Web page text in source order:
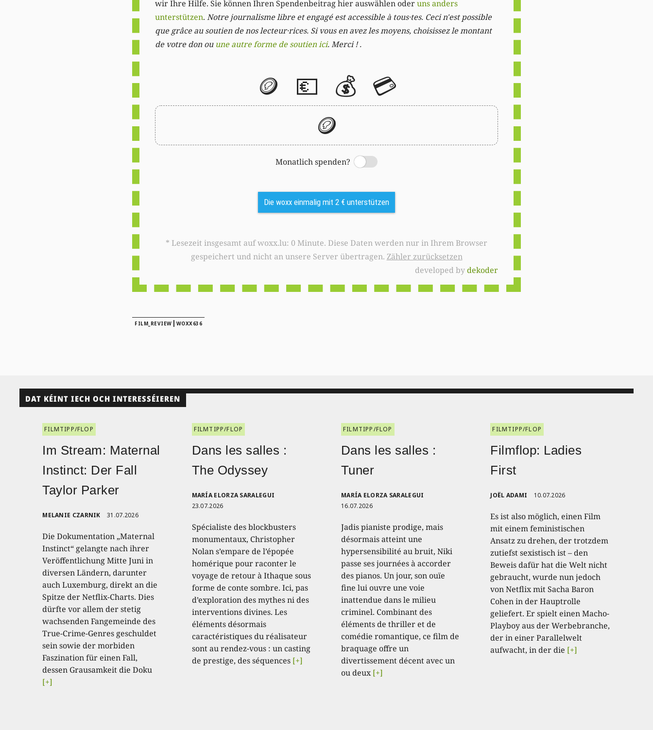
wir Ihre Hilfe. Sie können Ihren Spendenbeitrag hier auswählen oderuns anders
unterstützen. Notre journalisme libre et engagé est accessible à tous·tes. Ceci n'est possible
que grâce au soutien de nos lecteur·rices. Si vous en avez les moyens, choisissez le montant
de votre don ou une autre forme de soutien ici. Merci ! .
🪙 💶 💰 💳
🪙
Monatlich spenden?
Switch
Die woxx einmalig mit 2 € unterstützen
* Lesezeit insgesamt auf woxx.lu: 0 Minute. Diese Daten werden nur in Ihrem Browser
gespeichert und nicht an unsere Server übertragen. Zähler zurücksetzen
developed bydekoder
FILM_REVIEW | WOXX636
DAT KÉINT IECH OCH INTERESSÉIEREN
FILMTIPP/FLOP
Im Stream: Maternal
Instinct: Der Fall
Taylor Parker
MELANIE CZARNIK 31.07.2026
Die Dokumentation „Maternal
Instinct“ gelangte nach ihrer
Veröffentlichung Mitte Juni in
diversen Ländern, darunter
auch Luxemburg, direkt an die
Spitze der Netflix-Charts. Dies
dürfte vor allem der stetig
wachsenden Fangemeinde des
True-Crime-Genres geschuldet
sein sowie der morbiden
Faszination für einen Fall,
dessen Grausamkeit die Doku
[+]
FILMTIPP/FLOP
Dans les salles :
The Odyssey
MARÍA ELORZA SARALEGUI
23.07.2026
Spécialiste des blockbusters
monumentaux, Christopher
Nolan s’empare de l’épopée
homérique pour raconter le
voyage de retour à Ithaque sous
forme de conte sombre. Ici, pas
d’exploration des mythes ni des
interventions divines. Les
éléments désormais
caractéristiques du réalisateur
sont au rendez-vous : un casting
de prestige, des séquences [+]
FILMTIPP/FLOP
Dans les salles :
Tuner
MARÍA ELORZA SARALEGUI
16.07.2026
Jadis pianiste prodige, mais
désormais atteint une
hypersensibilité au bruit, Niki
passe ses journées à accorder
des pianos. Un jour, son ouïe
fine lui ouvre une voie
inattendue dans le milieu
criminel. Combinant des
éléments de thriller et de
comédie romantique, ce film de
braquage offre un
divertissement décent avec un
ou deux[+]
FILMTIPP/FLOP
Filmflop: Ladies
First
JOËL ADAMI 10.07.2026
Es ist also möglich, einen Film
mit einem feministischen
Ansatz zu drehen, der trotzdem
zutiefst sexistisch ist – den
Beweis dafür hat die Welt nicht
gebraucht, wurde nun jedoch
von Netflix mit Sacha Baron
Cohen in der Hauptrolle
geliefert. Er spielt einen Macho-
Playboy aus der Werbebranche,
der in einer Parallelwelt
aufwacht, in der die [+]